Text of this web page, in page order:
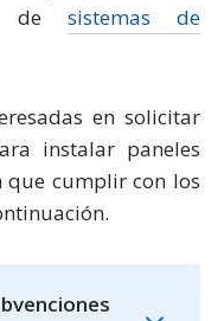
de sistemas de
en solicitar
instalar paneles
que cumplir con los